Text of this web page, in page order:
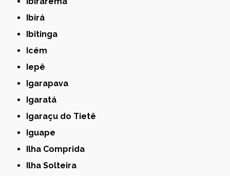
Ibirá
Ibitinga
Icém
Iepê
Igarapava
Igaratá
Igaraçu do Tietê
Iguape
Ilha Comprida
Ilha Solteira